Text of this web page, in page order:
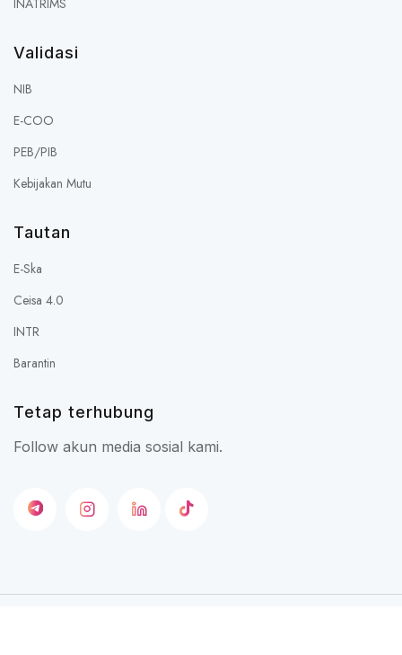
Validasi
NIB
E-COO
PEB/PIB
Kebijakan Mutu
Tautan
E-Ska
Ceisa 4.0
INTR
Barantin
Tetap terhubung
Follow akun media sosial kami.